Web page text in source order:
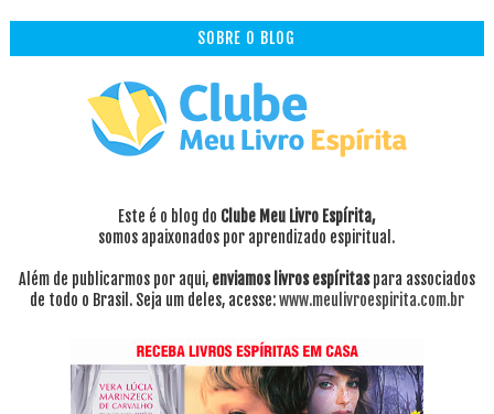
SOBRE O BLOG
Este é o blog do Clube Meu Livro Espírita,
somos apaixonados por aprendizado espiritual.
Além de publicarmos por aqui, enviamos livros espíritaspara associados
de todo o Brasil. Seja um deles, acesse:www.meulivroespirita.com.br